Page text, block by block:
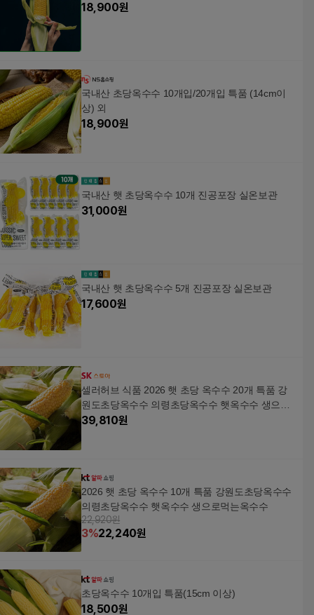
18,900원
국내산 초당옥수수 10개입/20개입 특품 (14cm이
상) 외
18,900원
국내산 햇 초당옥수수 10개 진공포장 실온보관
31,000원
국내산 햇 초당옥수수 5개 진공포장 실온보관
17,600원
셀러허브 식품 2026 햇 초당 옥수수 20개 특품 강
원도초당옥수수 의령초당옥수수 햇옥수수 생으로
먹 (49762143)
39,810원
2026 햇 초당 옥수수 10개 특품 강원도초당옥수수
의령초당옥수수 햇옥수수 생으로먹는옥수수
22,920원
3%22,240원
초당옥수수 10개입 특품(15cm 이상)
18,500원